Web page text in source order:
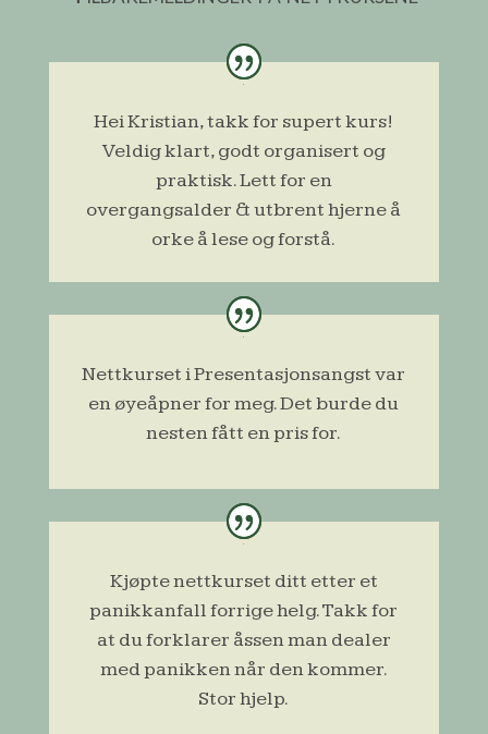
Hei Kristian, takk for supert kurs!
Veldig klart, godt organisert og
praktisk. Lett for en
overgangsalder & utbrent hjerne å
orke å lese og forstå.
Nettkurset i Presentasjonsangst var
en øyeåpner for meg. Det burde du
nesten fått en pris for.
Kjøpte nettkurset ditt etter et
panikkanfall forrige helg. Takk for
at du forklarer åssen man dealer
med panikken når den kommer.
Stor hjelp.